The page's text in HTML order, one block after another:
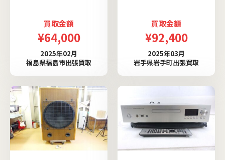
買取金額
¥64,000
2025年02月
福島県福島市出張買取
買取金額
¥92,400
2025年03月
岩手県岩手町出張買取